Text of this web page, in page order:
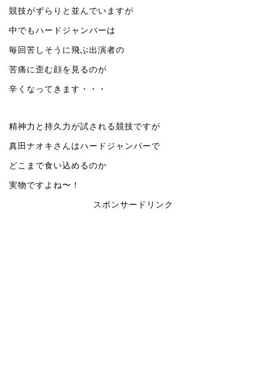
競技がずらりと並んでいますが
中でもハードジャンパーは
毎回苦しそうに飛ぶ出演者の
苦痛に歪む顔を見るのが
辛くなってきます・・・
精神力と持久力が試される競技ですが
真田ナオキさんはハードジャンパーで
どこまで食い込めるのか
実物ですよね〜！
スポンサードリンク